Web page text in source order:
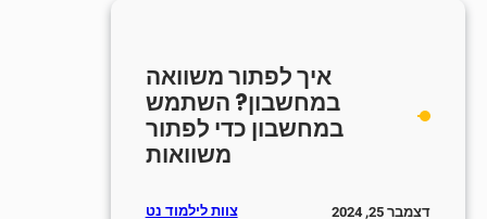
שלבים
לפתרון
משוואה
ריבועית
מחשבון
איך לפתור משוואה
במחשבון? השתמש
במחשבון כדי לפתור
משוואות
דצמבר 25, 2024 צוות לילמוד נט